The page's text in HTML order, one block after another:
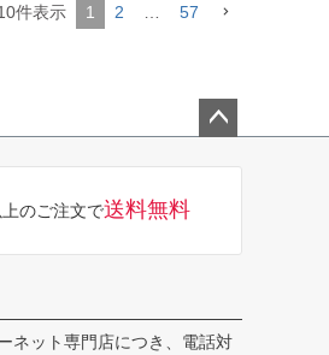
件表示 1 2 57
のご注文で送料無料
ネット専門店につき、電話対